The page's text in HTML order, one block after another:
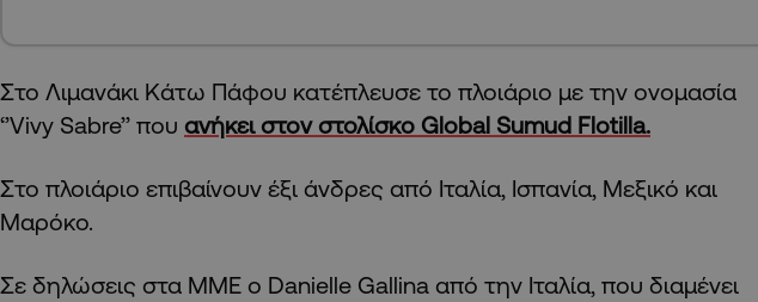
Στο Λιμανάκι Κάτω Πάφου κατέπλευσε το πλοιάριο με την ονομασία
‘’Vivy Sabre’’ που ανήκει στον στολίσκο Global Sumud Flotilla.
Στο πλοιάριο επιβαίνουν έξι άνδρες από Ιταλία, Ισπανία, Μεξικό και
Μαρόκο.
Σε δηλώσεις στα ΜΜΕ ο Danielle Gallina από την Ιταλία, που διαμένει